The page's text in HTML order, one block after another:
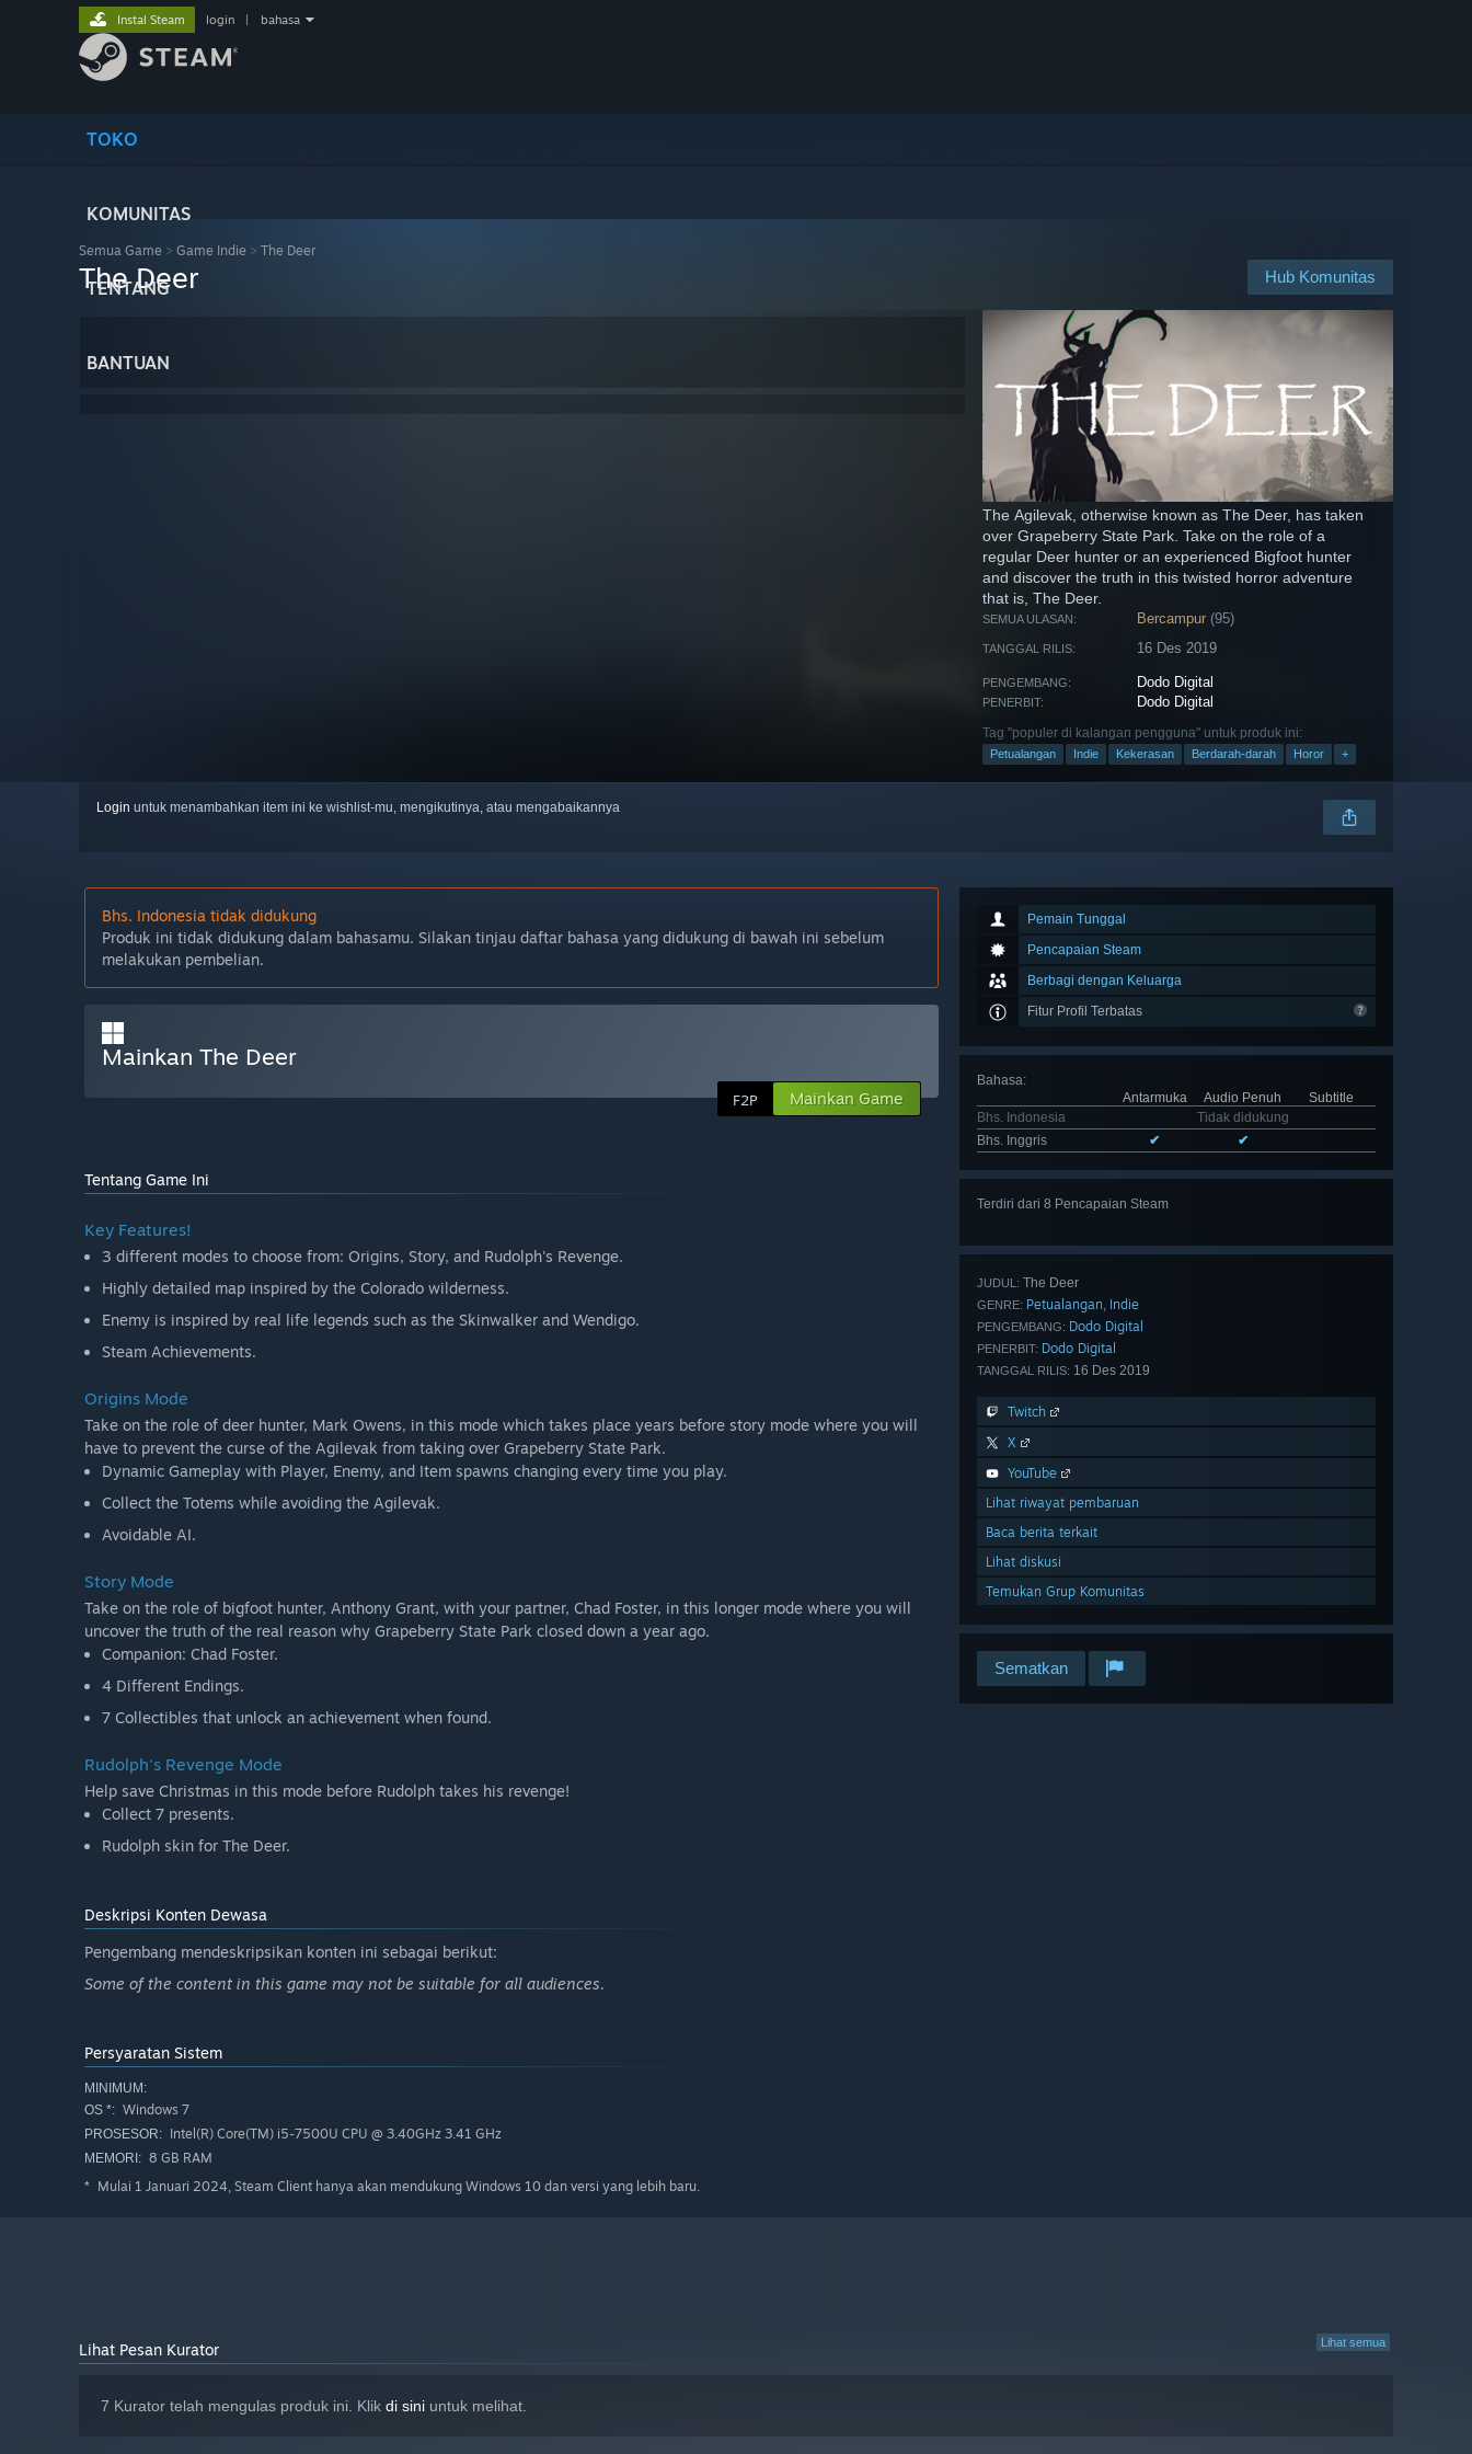
TOKO
KOMUNITAS
TENTANG
BANTUAN
Instal Steam login bahasa
Semua Game > Game Indie > The Deer
Hub Komunitas
The Deer
The Agilevak, otherwise known as The Deer, has taken
over Grapeberry State Park. Take on the role of a
regular Deer hunter or an experienced Bigfoot hunter
and discover the truth in this twisted horror adventure
that is, The Deer.
SEMUA ULASAN: Bercampur (95)
TANGGAL RILIS: 16 Des 2019
PENGEMBANG: Dodo Digital
PENERBIT: Dodo Digital
Tag "populer di kalangan pengguna" untuk produk ini:
Petualangan Indie Kekerasan Berdarah-darah Horor +
Login untuk menambahkan item ini ke wishlist-mu, mengikutinya, atau mengabaikannya
Pemain Tunggal
Pencapaian Steam
Berbagi dengan Keluarga
Fitur Profil Terbatas
Bahasa:
Antarmuka
Audio Penuh
Subtitle
Bhs. Indonesia
Tidak didukung
Bhs. Inggris
✔ ✔
Terdiri dari 8 Pencapaian Steam
JUDUL: The Deer
GENRE: Petualangan, Indie
PENGEMBANG: Dodo Digital
PENERBIT: Dodo Digital
TANGGAL RILIS: 16 Des 2019
Twitch
X
YouTube
Lihat riwayat pembaruan
Baca berita terkait
Lihat diskusi
Temukan Grup Komunitas
Sematkan
Bhs. Indonesia tidak didukung
Produk ini tidak didukung dalam bahasamu. Silakan tinjau daftar bahasa yang didukung di bawah ini sebelum
melakukan pembelian.
Mainkan The Deer
F2P Mainkan Game
Tentang Game Ini
Key Features!
3 different modes to choose from: Origins, Story, and Rudolph's Revenge.
Highly detailed map inspired by the Colorado wilderness.
Enemy is inspired by real life legends such as the Skinwalker and Wendigo.
Steam Achievements.
Origins Mode
Take on the role of deer hunter, Mark Owens, in this mode which takes place years before story mode where you will
have to prevent the curse of the Agilevak from taking over Grapeberry State Park.
Dynamic Gameplay with Player, Enemy, and Item spawns changing every time you play.
Collect the Totems while avoiding the Agilevak.
Avoidable AI.
Story Mode
Take on the role of bigfoot hunter, Anthony Grant, with your partner, Chad Foster, in this longer mode where you will
uncover the truth of the real reason why Grapeberry State Park closed down a year ago.
Companion: Chad Foster.
4 Different Endings.
7 Collectibles that unlock an achievement when found.
Rudolph's Revenge Mode
Help save Christmas in this mode before Rudolph takes his revenge!
Collect 7 presents.
Rudolph skin for The Deer.
Deskripsi Konten Dewasa
Pengembang mendeskripsikan konten ini sebagai berikut:
Some of the content in this game may not be suitable for all audiences.
Persyaratan Sistem
MINIMUM:
OS *: Windows 7
PROSESOR: Intel(R) Core(TM) i5-7500U CPU @ 3.40GHz 3.41 GHz
MEMORI: 8 GB RAM
* Mulai 1 Januari 2024, Steam Client hanya akan mendukung Windows 10 dan versi yang lebih baru.
Lihat semua
Lihat Pesan Kurator
7 Kurator telah mengulas produk ini. Klik di sini untuk melihat.